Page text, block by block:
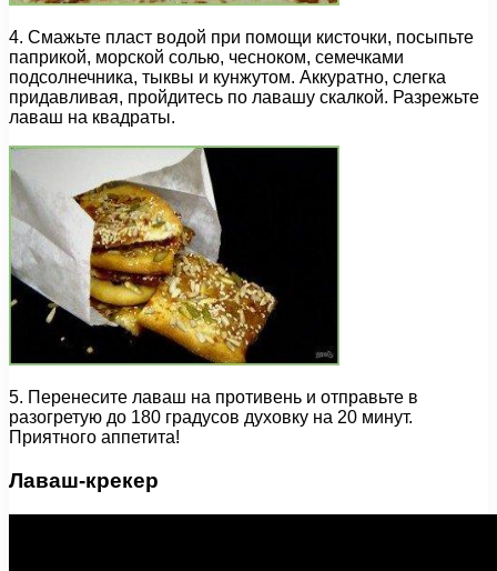
4. Смажьте пласт водой при помощи кисточки, посыпьте
паприкой, морской солью, чесноком, семечками
подсолнечника, тыквы и кунжутом. Аккуратно, слегка
придавливая, пройдитесь по лавашу скалкой. Разрежьте
лаваш на квадраты.
5. Перенесите лаваш на противень и отправьте в
разогретую до 180 градусов духовку на 20 минут.
Приятного аппетита!
Лаваш-крекер